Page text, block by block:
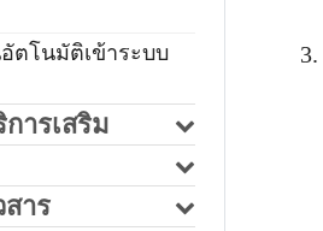
ตโนมัติเข้าระบบ
ารเสริม
าร